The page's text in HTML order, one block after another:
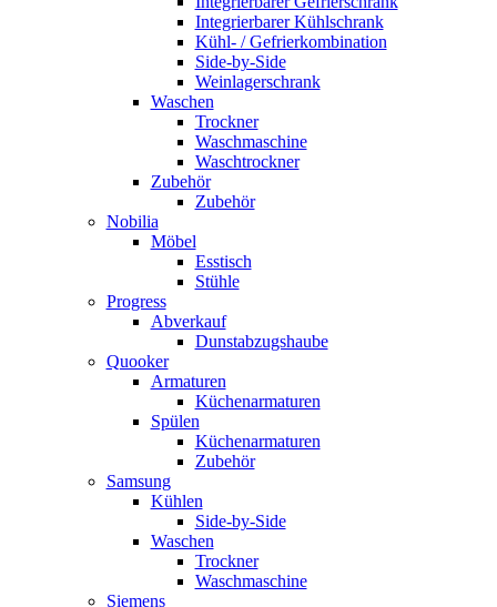
Integrierbarer Kühlschrank
Kühl- / Gefrierkombination
Side-by-Side
Weinlagerschrank
Waschen
Trockner
Waschmaschine
Waschtrockner
Zubehör
Zubehör
Nobilia
Möbel
Esstisch
Stühle
Progress
Abverkauf
Dunstabzugshaube
Quooker
Armaturen
Küchenarmaturen
Spülen
Küchenarmaturen
Zubehör
Samsung
Kühlen
Side-by-Side
Waschen
Trockner
Waschmaschine
Siemens